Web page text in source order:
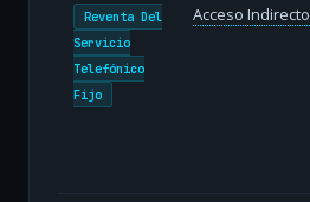
Reventa Del
Servicio
Telefónico
Fijo
Acceso Indirecto